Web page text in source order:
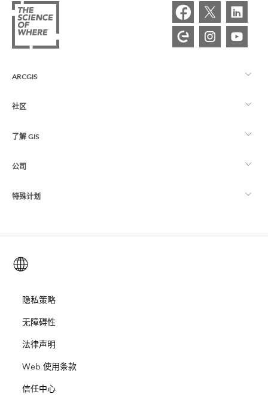
ARCGIS
ArcGIS 概览
制图
Esri Store
社区
Esri 社区
ArcGIS 博客
用户研究和测试
Esri 年轻专家关系网
活动
了解 GIS
什么是 GIS？
位置智能
培训
ArcUser
ArcNews
Esri Press
公司
关于 Esri
招贤纳士
开放视野
业务行为准则
特殊计划
ArcGIS for Student Use
保护
灾难响应
教育
隐私策略
无障碍性
法律声明
Web 使用条款
信任中心